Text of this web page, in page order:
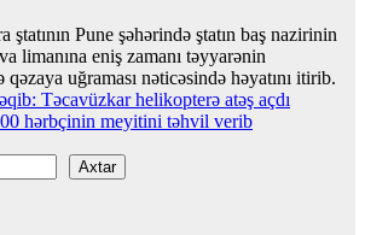
ştatının Pune şəhərində ştatın baş nazirinin
limanına eniş zamanı təyyarənin
uğraması nəticəsində həyatını itirib.
Təcavüzkar helikopterə atəş açdı
hərbçinin meyitini təhvil verib
Axtar